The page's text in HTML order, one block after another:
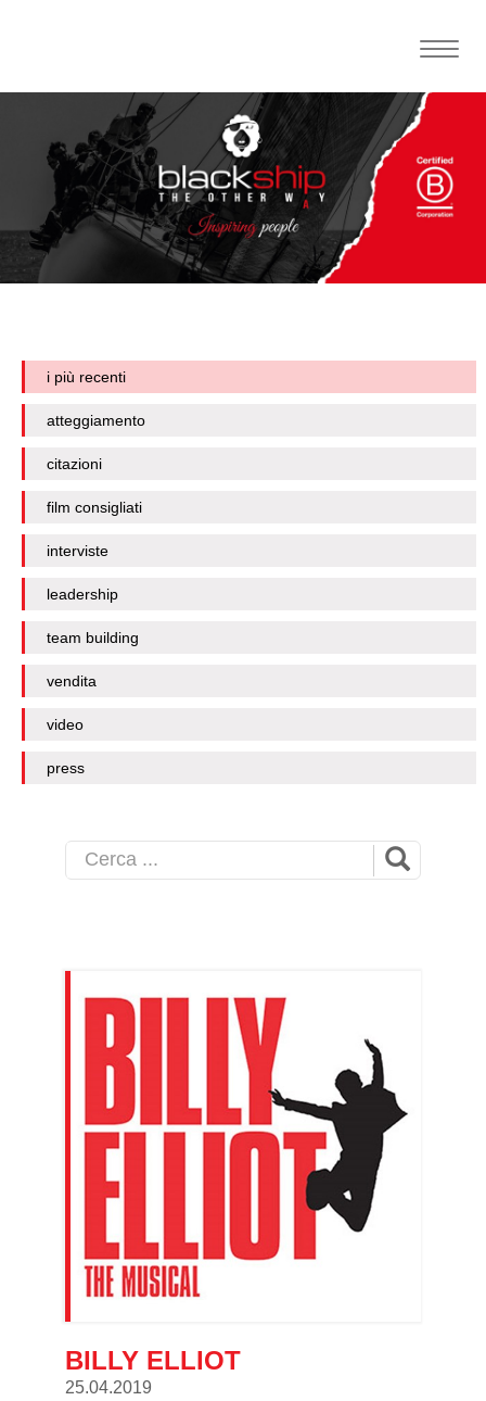
Toggle
i più recenti
atteggiamento
citazioni
film consigliati
interviste
leadership
team building
vendita
video
press
BILLY ELLIOT
25.04.2019